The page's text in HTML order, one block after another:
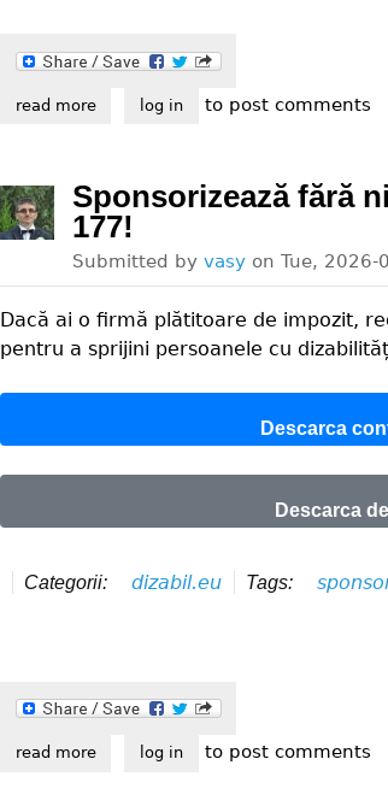
read moreabout incluziunea începe din parcare
log in to post comments
Sponsorizează fără
177!
Submitted by vasy on Tue, 2026-
Dacă ai o firmă plătitoare de impozit,
pentru a sprijini persoanele cu
Descarca
Descarca
Categorii: dizabil.eu Tags:
read moreabout sponsorizează fără nici un
log in to post comments